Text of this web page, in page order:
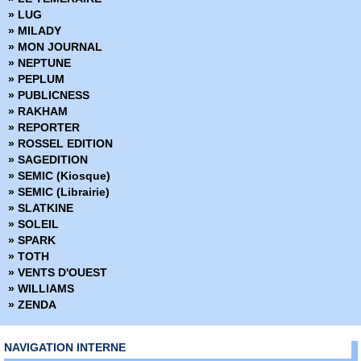
» Démons
» Density
» Derniers tests avant l'apocalypse
» Des loups dans les murs
» Desperados
» Docteur Wertham
» Down
» Dracula
» Dropsie Avenue
» Duck and Cover
» Dune
» Dust to Dust
» Echo
» Echos graphiques
» Ed Gein Autopsie d'un tueur en série
» Edenwood
» Elektra
» Elektra Saga
» Elephantmen
» Elric - La cité qui rêve
» Excellence
» Extremity
» Fagin le juif
» Star Wars
» Star Wars - L'Empire écarlate
» LUG
» MILADY
» MON JOURNAL
» NEPTUNE
» PEPLUM
» PUBLICNESS
» RAKHAM
» REPORTER
» ROSSEL EDITION
» SAGEDITION
» SEMIC (Kiosque)
» SEMIC (Librairie)
» SLATKINE
» SOLEIL
» SPARK
» TOTH
» VENTS D'OUEST
» WILLIAMS
» ZENDA
NAVIGATION INTERNE